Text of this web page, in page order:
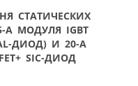
СТАТИЧЕСКИХ
МОДУЛЯ IGBT
ДИОД) И 20-А
SIC-ДИОД